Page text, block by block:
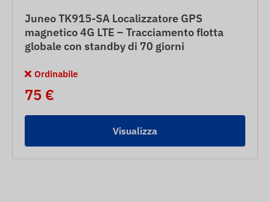
Juneo TK915-SA Localizzatore GPS
magnetico 4G LTE – Tracciamento flotta
globale con standby di 70 giorni
Ordinabile
75 €
Visualizza